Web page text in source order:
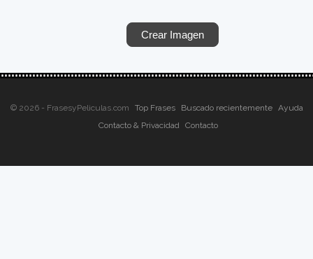
© 2026 - FrasesyPeliculas.com Top Frases Buscado recientemente
Ayuda
Contacto & Privacidad
Contacto